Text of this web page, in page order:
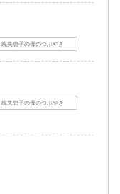
統失息子の母のつぶやき
統失息子の母のつぶやき